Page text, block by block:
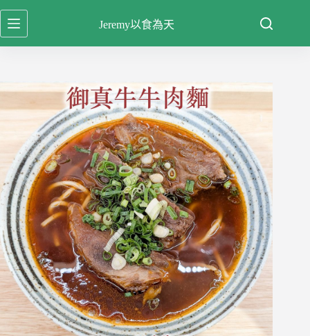
跳
至
容
Jeremy以食為天